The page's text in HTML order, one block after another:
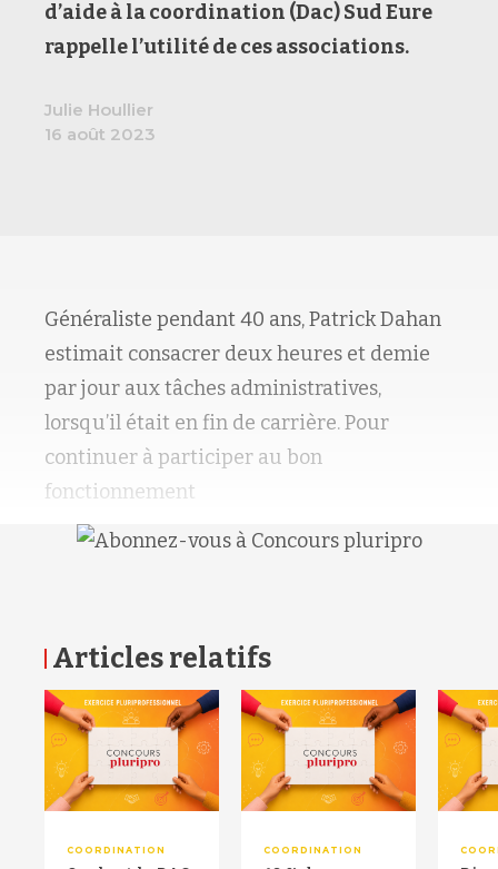
d’aide à la coordination (Dac) Sud Eure
rappelle l’utilité de ces associations.
Julie Houllier
16 août 2023
Généraliste pendant 40 ans,Patrick Dahan
estimait consacrer deux heures et demie
par jour aux tâches administratives,
lorsqu’il était en fin de carrière. Pour
continuer à participer au bon
fonctionnement
Articles relatifs
COORDINATION COORDINATION
RETOUR HAUT DE PAGE